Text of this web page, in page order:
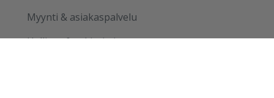
Myynti & asiakaspalvelu
Hallinto & tukitoiminnot